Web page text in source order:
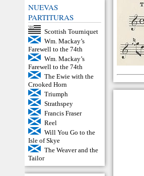
NUEVAS
PARTITURAS
Scottish Tourniquet
Wm. Mackay’s
Farewell to the 74th
Wm. Mackay’s
Farewell to the 74th
The Ewie with the
Crooked Horn
Triumph
Strathspey
Francis Fraser
Reel
Will You Go to the
Isle of Skye
The Weaver and the
Tailor